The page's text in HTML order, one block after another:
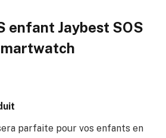
enfant Jaybest SOS
parfaite pour vos enfants en